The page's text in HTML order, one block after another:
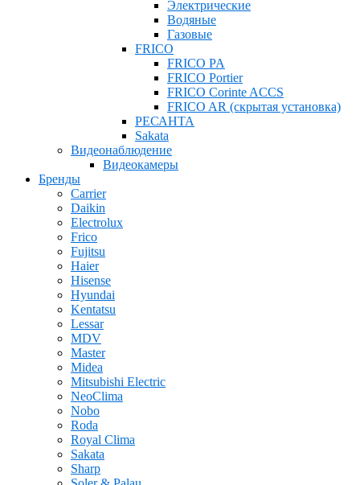
Электрические
Водяные
Газовые
FRICO
FRICO PA
FRICO Portier
FRICO Corinte ACCS
FRICO AR (скрытая установка)
РЕСАНТА
Sakata
Видеонаблюдение
Видеокамеры
Бренды
Carrier
Daikin
Electrolux
Frico
Fujitsu
Haier
Hisense
Hyundai
Kentatsu
Lessar
MDV
Master
Midea
Mitsubishi Electric
NeoClima
Nobo
Roda
Royal Clima
Sakata
Sharp